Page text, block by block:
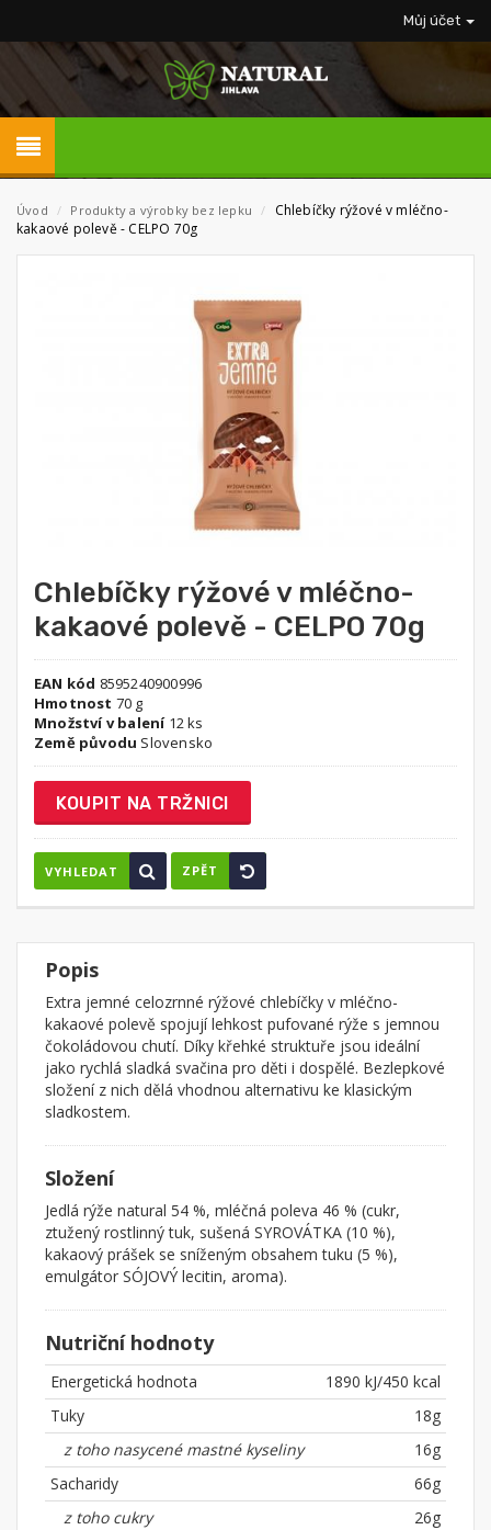
Můj účet
Úvod / Produkty a výrobky bez lepku /
Chlebíčky rýžové v mléčno-
kakaové polevě - CELPO 70g
Chlebíčky rýžové v mléčno-
kakaové polevě - CELPO 70g
EAN kód 8595240900996
Hmotnost 70 g
Množství v balení12 ks
Země původu Slovensko
KOUPIT NA TRŽNICI
VYHLEDAT ZPĚT
Popis
Extra jemné celozrnné rýžové chlebíčky v mléčno-
kakaové polevě spojují lehkost pufované rýže s jemnou
čokoládovou chutí. Díky křehké struktuře jsou ideální
jako rychlá sladká svačina pro děti i dospělé. Bezlepkové
složení z nich dělá vhodnou alternativu ke klasickým
sladkostem.
Složení
Jedlá rýže natural 54 %, mléčná poleva 46 % (cukr,
ztužený rostlinný tuk, sušená SYROVÁTKA (10 %),
kakaový prášek se sníženým obsahem tuku (5 %),
emulgátor SÓJOVÝ lecitin, aroma).
Nutriční hodnoty
Energetická hodnota
1890 kJ/450 kcal
Tuky
18g
z toho nasycené mastné kyseliny
16g
Sacharidy
66g
z toho cukry
26g